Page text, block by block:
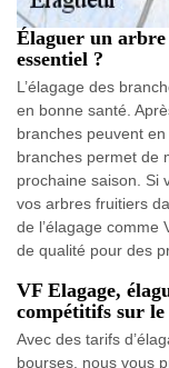
Élaguer un
essentiel ?
L’élagage des
en bonne santé.
branches peuvent
branches permet de
prochaine saison. Si
vos arbres fruitiers
de l’élagage comme
de qualité pour des
VF Elagage,
compétitifs sur le
Avec des tarifs
bourses, nous vous